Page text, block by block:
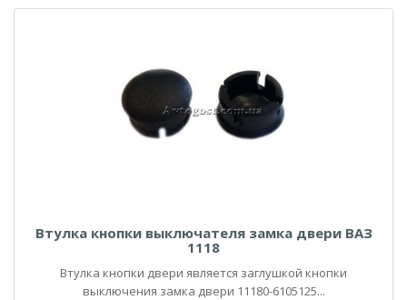
Втулка кнопки выключателя замка двери ВАЗ
1118
Втулка кнопки двери является заглушкой кнопки
выключения замка двери 11180-6105125...